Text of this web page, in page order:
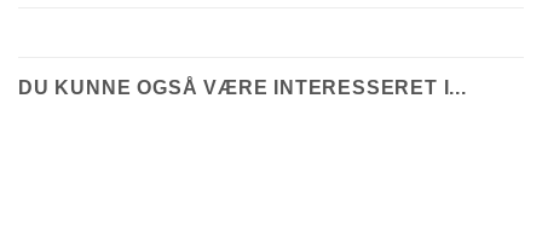
DU KUNNE OGSÅ VÆRE INTERESSERET I...